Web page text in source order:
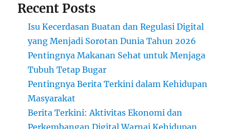
Recent Posts
Isu Kecerdasan Buatan dan Regulasi Digital
yang Menjadi Sorotan Dunia Tahun 2026
Pentingnya Makanan Sehat untuk Menjaga
Tubuh Tetap Bugar
Pentingnya Berita Terkini dalam Kehidupan
Masyarakat
Berita Terkini: Aktivitas Ekonomi dan